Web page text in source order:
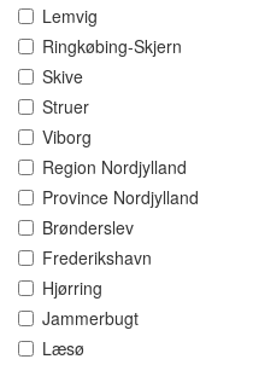
Lemvig
Ringkøbing-Skjern
Skive
Struer
Viborg
Region Nordjylland
Province Nordjylland
Brønderslev
Frederikshavn
Hjørring
Jammerbugt
Læsø